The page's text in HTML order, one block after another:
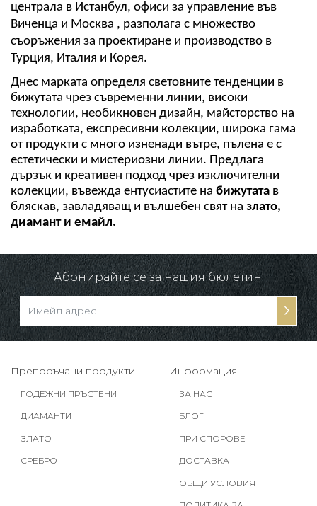
централа в Истанбул, офиси за управление във
Виченца и Москва , разполага с множество
съоръжения за проектиране и производство в
Турция, Италия и Корея.
Днес марката определя световните тенденции в
бижутата чрез съвременни линии, високи
технологии, необикновен дизайн, майсторство на
изработката, експресивни колекции, широка гама
от продукти с много изненади вътре, пълена е с
естетически и мистериозни линии. Предлага
дързък и креативен подход чрез изключителни
колекции, въвежда ентусиастите на бижутата в
бляскав, завладяващ и вълшебен свят на злато,
диамант и емайл.
Абонирайте се за нашия бюлетин!
Препоръчани продукти
ГОДЕЖНИ ПРЪСТЕНИ
ДИАМАНТИ
ЗЛАТО
СРЕБРО
Информация
ЗА НАС
БЛОГ
ПРИ СПОРОВЕ
ДОСТАВКА
ОБЩИ УСЛОВИЯ